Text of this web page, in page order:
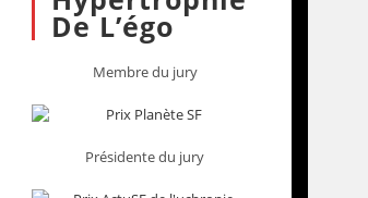
De L’égo
Membre du jury
Présidente du jury